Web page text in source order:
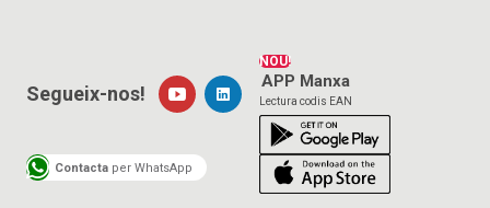
NOU!
APP Manxa
Lectura codis EAN
Segueix-nos!
Contacta per WhatsApp